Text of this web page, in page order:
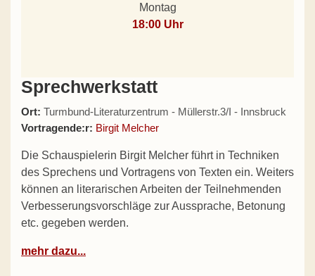
Montag
18:00 Uhr
Sprechwerkstatt
Ort: Turmbund-Literaturzentrum - Müllerstr.3/I - Innsbruck
Vortragende:r: Birgit Melcher
Die Schauspielerin Birgit Melcher führt in Techniken
des Sprechens und Vortragens von Texten ein. Weiters
können an literarischen Arbeiten der Teilnehmenden
Verbesserungsvorschläge zur Aussprache, Betonung
etc. gegeben werden.
mehr dazu...